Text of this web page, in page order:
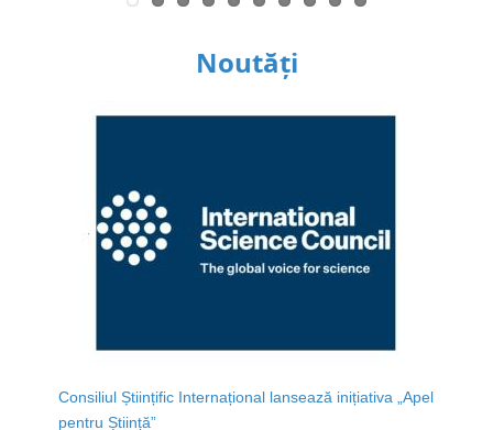
Noutăți
Consiliul Științific Internațional lansează inițiativa „Apel
pentru Știință”